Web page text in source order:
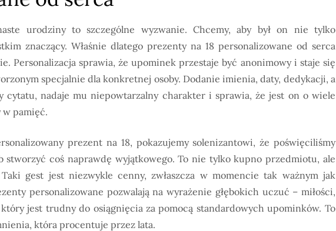
urodziny to szczególne wyzwanie. Chcemy, aby był on nie tylko
znaczący. Właśnie dlatego prezenty na 18 personalizowane od serca
Personalizacja sprawia, że upominek przestaje być anonimowy i staje się
specjalnie dla konkretnej osoby. Dodanie imienia, daty, dedykacji, a
cytatu, nadaje mu niepowtarzalny charakter i sprawia, że jest on o wiele
w pamięć.
prezent na 18, pokazujemy solenizantowi, że poświęciliśmy
stworzyć coś naprawdę wyjątkowego. To nie tylko kupno przedmiotu, ale
gest jest niezwykle cenny, zwłaszcza w momencie tak ważnym jak
personalizowane pozwalają na wyrażenie głębokich uczuć – miłości,
jest trudny do osiągnięcia za pomocą standardowych upominków. To
która procentuje przez lata.